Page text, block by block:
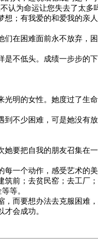
认为命运让您失去了太
想；有我爱的和爱我的
在困难面前永不放弃，
不低头。成绩一步步的
明的女性。她度过了生
不少困难，可是她没有
要把自我的朋友召集在
一个动作，感受艺术的美
前；去贫民窑；去工厂；
等。
而要想办法去克服困难
会成功。